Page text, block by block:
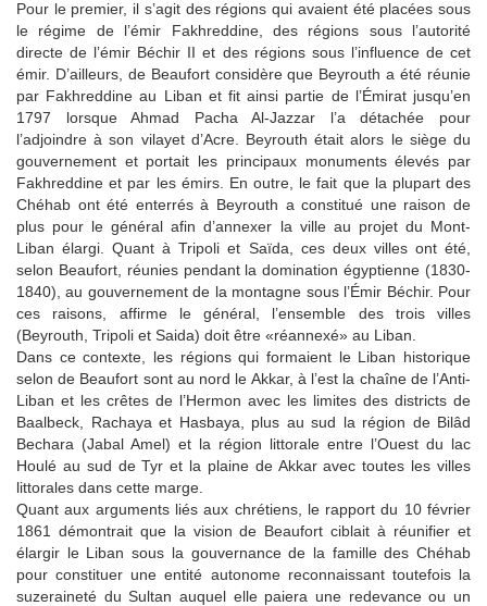
Pour le premier, il s’agit des régions qui avaient été placées sous
le régime de l’émir Fakhreddine, des régions sous l’autorité
directe de l’émir Béchir II et des régions sous l’influence de cet
émir. D’ailleurs, de Beaufort considère que Beyrouth a été réunie
par Fakhreddine au Liban et fit ainsi partie de l’Émirat jusqu’en
1797 lorsque Ahmad Pacha Al-Jazzar l’a détachée pour
l’adjoindre à son vilayet d’Acre. Beyrouth était alors le siège du
gouvernement et portait les principaux monuments élevés par
Fakhreddine et par les émirs. En outre, le fait que la plupart des
Chéhab ont été enterrés à Beyrouth a constitué une raison de
plus pour le général afin d’annexer la ville au projet du Mont-
Liban élargi. Quant à Tripoli et Saïda, ces deux villes ont été,
selon Beaufort, réunies pendant la domination égyptienne (1830-
1840), au gouvernement de la montagne sous l’Émir Béchir. Pour
ces raisons, affirme le général, l’ensemble des trois villes
(Beyrouth, Tripoli et Saida) doit être «réannexé» au Liban.
Dans ce contexte, les régions qui formaient le Liban historique
selon de Beaufort sont au nord le Akkar, à l’est la chaîne de l’Anti-
Liban et les crêtes de l’Hermon avec les limites des districts de
Baalbeck, Rachaya et Hasbaya, plus au sud la région de Bilâd
Bechara (Jabal Amel) et la région littorale entre l’Ouest du lac
Houlé au sud de Tyr et la plaine de Akkar avec toutes les villes
littorales dans cette marge.
Quant aux arguments liés aux chrétiens, le rapport du 10 février
1861 démontrait que la vision de Beaufort ciblait à réunifier et
élargir le Liban sous la gouvernance de la famille des Chéhab
pour constituer une entité autonome reconnaissant toutefois la
suzeraineté du Sultan auquel elle paiera une redevance ou un